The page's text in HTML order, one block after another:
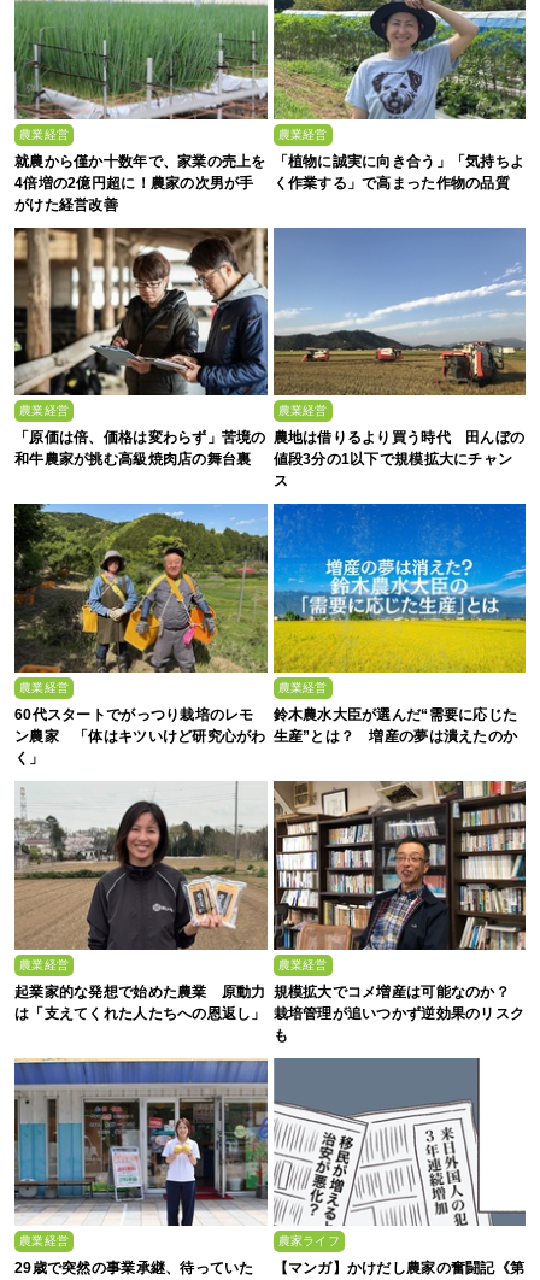
農業経営
就農から僅か十数年で、家業の売上を
4倍増の2億円超に！農家の次男が手
がけた経営改善
農業経営
「植物に誠実に向き合う」「気持ちよ
く作業する」で高まった作物の品質
農業経営
「原価は倍、価格は変わらず」苦境の
和牛農家が挑む高級焼肉店の舞台裏
農業経営
農地は借りるより買う時代 田んぼの
値段3分の1以下で規模拡大にチャン
ス
農業経営
60代スタートでがっつり栽培のレモ
ン農家 「体はキツいけど研究心がわ
く」
農業経営
鈴木農水大臣が選んだ“需要に応じた
生産”とは？ 増産の夢は潰えたのか
農業経営
起業家的な発想で始めた農業 原動力
は「支えてくれた人たちへの恩返し」
農業経営
規模拡大でコメ増産は可能なのか？
栽培管理が追いつかず逆効果のリスク
も
農業経営
29歳で突然の事業承継、待っていた
農家ライフ
【マンガ】かけだし農家の奮闘記《第